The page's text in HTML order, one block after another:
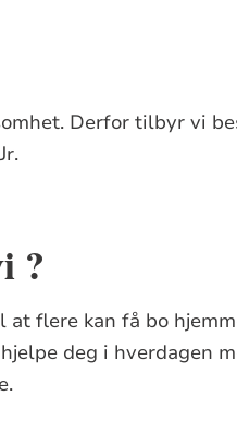
Derfor tilbyr vi
?
at flere kan få bo
deg i hverdagen